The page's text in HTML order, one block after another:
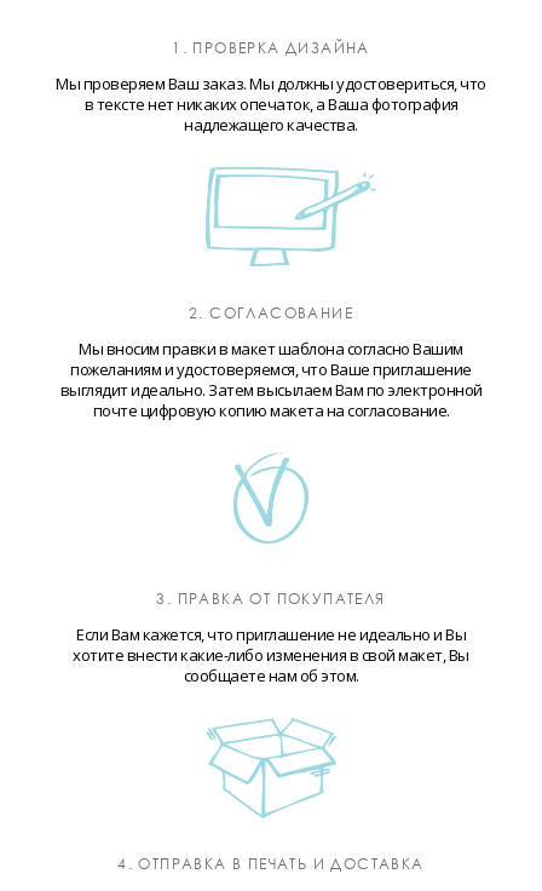
1. ПРОВЕРКА ДИЗАЙНА
Мы проверяем Ваш заказ. Мы должны удостовериться, что
в тексте нет никаких опечаток, а Ваша фотография
надлежащего качества.
2. СОГЛАСОВАНИЕ
Мы вносим правки в макет шаблона согласно Вашим
пожеланиям и удостоверяемся, что Ваше приглашение
выглядит идеально. Затем высылаем Вам по электронной
почте цифровую копию макета на согласование.
3. ПРАВКА ОТ ПОКУПАТЕЛЯ
Если Вам кажется, что приглашение не идеально и Вы
хотите внести какие-либо изменения в свой макет, Вы
сообщаете нам об этом.
4. ОТПРАВКА В ПЕЧАТЬ И ДОСТАВКА